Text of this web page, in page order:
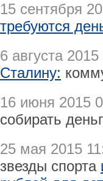
15 сентября
требуются
6 августа
Сталину:
16 июня 2015
собирать
25 мая 2015
звезды спорта